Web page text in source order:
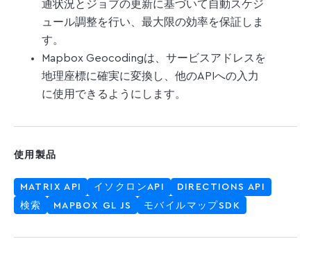
通状況とジョブの更新に基づいて自動スケジ
ュール調整を行い、最大限の効率を保証しま
す。
Mapbox Geocodingは、サービスアドレスを
地理座標に確実に変換し、他のAPIへの入力
に使用できるようにします。
使用製品
MATRIX API イソクロンAPI
DIRECTIONS API
検索
MAPBOX GL JS モバイルマップSDK